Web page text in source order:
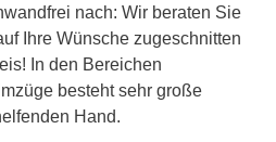
nach: Wir beraten Sie
Ihre Wünsche zugeschnitten
In den Bereichen
besteht sehr große
Hand.